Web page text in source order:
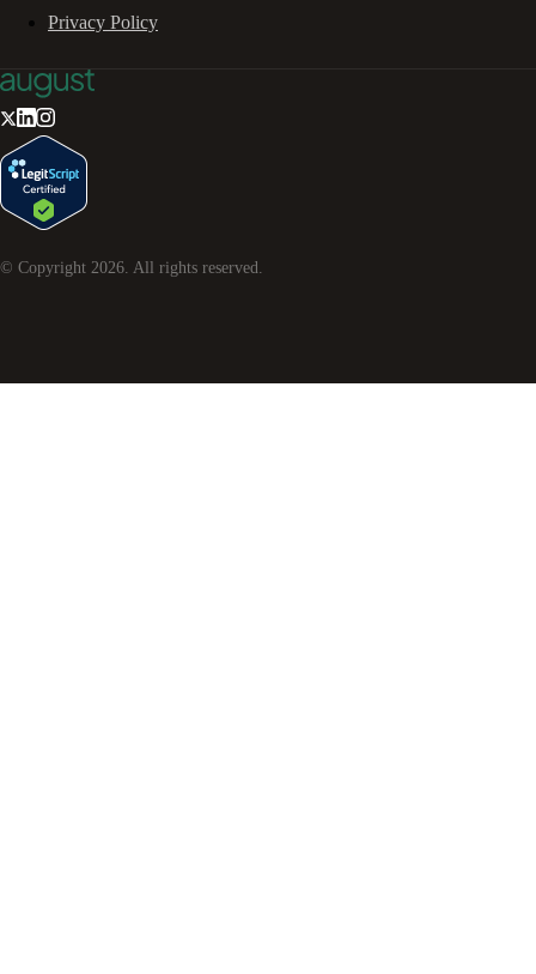
Privacy Policy
© Copyright 2026. All rights reserved.